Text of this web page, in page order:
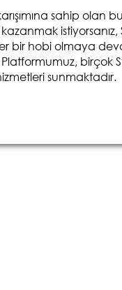
sahip olan
bir hobi olmaya
birçok
sunmaktadır.